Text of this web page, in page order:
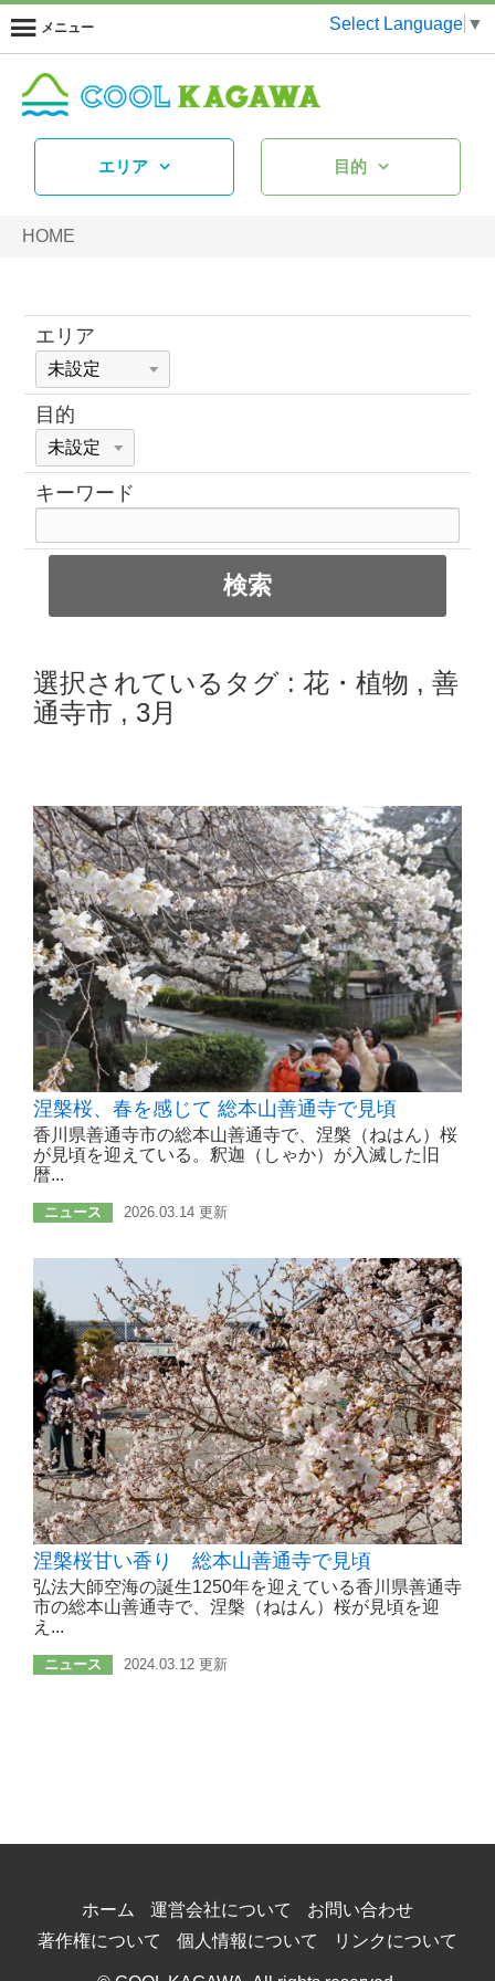
メニュー Select Language ▼
エリア 目的
HOME
エリア
目的
キーワード
選択されているタグ : 花・植物 , 善
通寺市 , 3月
涅槃桜、春を感じて 総本山善通寺で見頃
香川県善通寺市の総本山善通寺で、涅槃（ねはん）桜
が見頃を迎えている。釈迦（しゃか）が入滅した旧
暦...
ニュース 2026.03.14 更新
涅槃桜甘い香り 総本山善通寺で見頃
弘法大師空海の誕生1250年を迎えている香川県善通寺
市の総本山善通寺で、涅槃（ねはん）桜が見頃を迎
え...
ニュース 2024.03.12 更新
ホーム 運営会社について
お問い合わせ
著作権について
個人情報について リンクについて